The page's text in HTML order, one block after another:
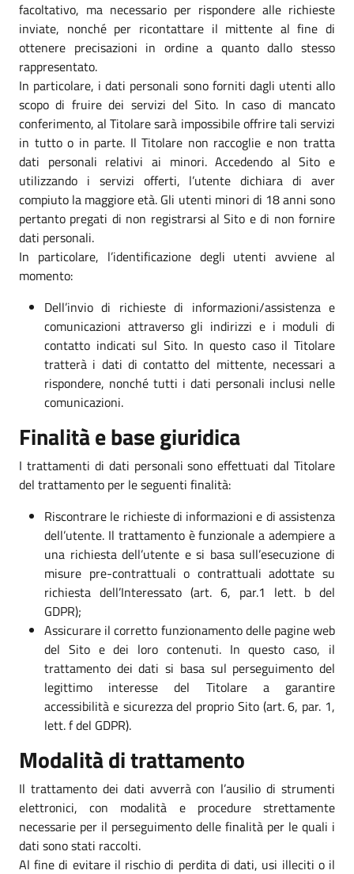
facoltativo, ma necessario per rispondere alle richieste
inviate, nonché per ricontattare il mittente al fine di
ottenere precisazioni in ordine a quanto dallo stesso
rappresentato.
In particolare, i dati personali sono forniti dagli utenti allo
scopo di fruire dei servizi del Sito. In caso di mancato
conferimento, al Titolare sarà impossibile offrire tali servizi
in tutto o in parte. Il Titolare non raccoglie e non tratta
dati personali relativi ai minori. Accedendo al Sito e
utilizzando i servizi offerti, l’utente dichiara di aver
compiuto la maggiore età. Gli utenti minori di 18 anni sono
pertanto pregati di non registrarsi al Sito e di non fornire
dati personali.
In particolare, l’identificazione degli utenti avviene al
momento:
Dell’invio di richieste di informazioni/assistenza e
comunicazioni attraverso gli indirizzi e i moduli di
contatto indicati sul Sito. In questo caso il Titolare
tratterà i dati di contatto del mittente, necessari a
rispondere, nonché tutti i dati personali inclusi nelle
comunicazioni.
Finalità e base giuridica
I trattamenti di dati personali sono effettuati dal Titolare
del trattamento per le seguenti finalità:
Riscontrare le richieste di informazioni e di assistenza
dell’utente. Il trattamento è funzionale a adempiere a
una richiesta dell’utente e si basa sull’esecuzione di
misure pre-contrattuali o contrattuali adottate su
richiesta dell’Interessato (art. 6, par.1 lett. b del
GDPR);
Assicurare il corretto funzionamento delle pagine web
del Sito e dei loro contenuti. In questo caso, il
trattamento dei dati si basa sul perseguimento del
legittimo interesse del Titolare a garantire
accessibilità e sicurezza del proprio Sito (art. 6, par. 1,
lett. f del GDPR).
Modalità di trattamento
Il trattamento dei dati avverrà con l’ausilio di strumenti
elettronici, con modalità e procedure strettamente
necessarie per il perseguimento delle finalità per le quali i
dati sono stati raccolti.
Al fine di evitare il rischio di perdita di dati, usi illeciti o il